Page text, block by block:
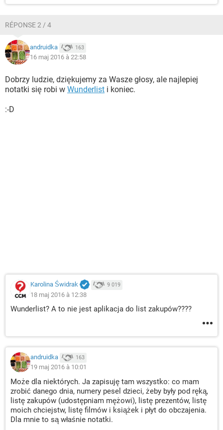
RÉPONSE 2 / 4
andruidka 163
16 maj 2016 à 22:58
Dobrzy ludzie, dziękujemy za Wasze głosy, ale najlepiej
notatki się robi w Wunderlist i koniec.
:-D
Karolina Świdrak 9 019
18 maj 2016 à 12:38
Wunderlist? A to nie jest aplikacja do list zakupów????
andruidka 163
19 maj 2016 à 10:01
Może dla niektórych. Ja zapisuję tam wszystko: co mam
zrobić danego dnia, numery pesel dzieci, żeby były pod ręką,
listę zakupów (udostępniam mężowi), listę prezentów, listę
moich chciejstw, listę filmów i książek i płyt do obczajenia.
Dla mnie to są właśnie notatki.